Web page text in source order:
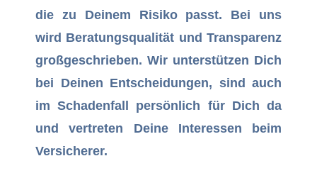
die zu Deinem Risiko passt. Bei uns
wird Beratungsqualität und Transparenz
großgeschrieben. Wir unterstützen Dich
bei Deinen Entscheidungen, sind auch
im Schadenfall persönlich für Dich da
und vertreten Deine Interessen beim
Versicherer.